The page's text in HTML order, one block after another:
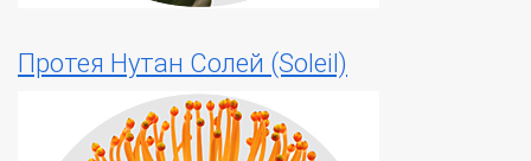
Протея Нутан Солей (Soleil)